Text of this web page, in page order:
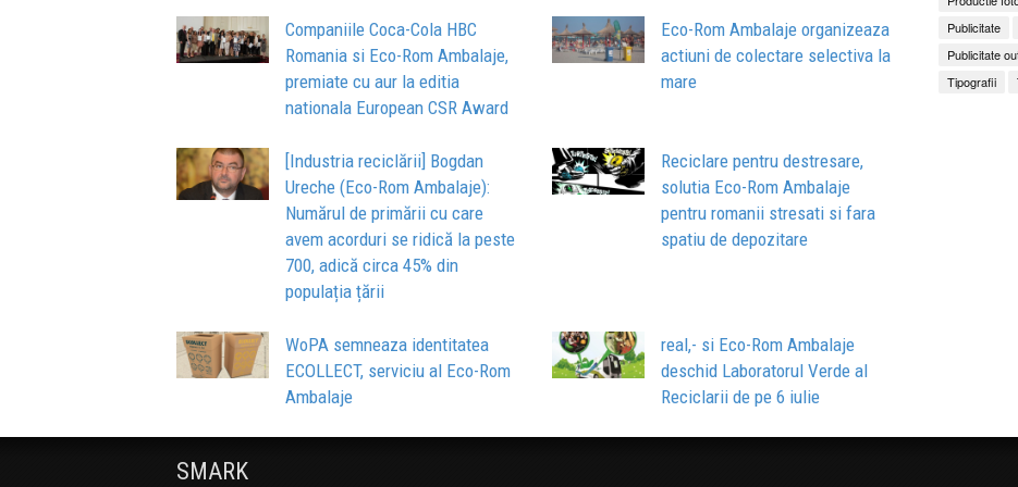
Companiile Coca-Cola HBC
Romania si Eco-Rom Ambalaje,
premiate cu aur la editia
nationala European CSR Award
Eco-Rom Ambalaje organizeaza
actiuni de colectare selectiva la
mare
[Industria reciclării] Bogdan
Ureche (Eco-Rom Ambalaje):
Numărul de primării cu care
avem acorduri se ridică la peste
700, adică circa 45% din
populația țării
Reciclare pentru destresare,
solutia Eco-Rom Ambalaje
pentru romanii stresati si fara
spatiu de depozitare
WoPA semneaza identitatea
ECOLLECT, serviciu al Eco-Rom
Ambalaje
real,- si Eco-Rom Ambalaje
deschid Laboratorul Verde al
Reciclarii de pe 6 iulie
Publicitate
Publicitate
Tipografii
SMARK